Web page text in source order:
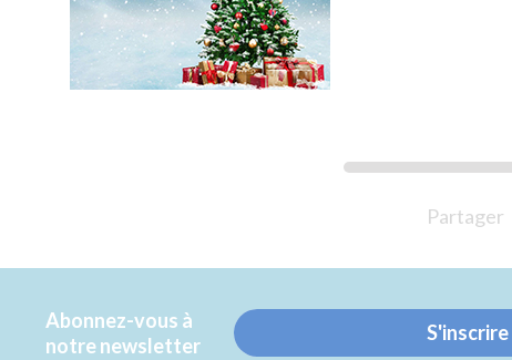
Partager
Abonnez-vous à
notre newsletter
S'inscrire